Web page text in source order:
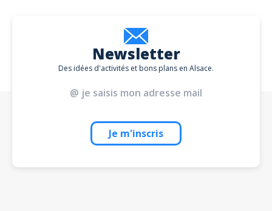
Newsletter
Des idées d'activités et bons plans en Alsace.
Je m'inscris